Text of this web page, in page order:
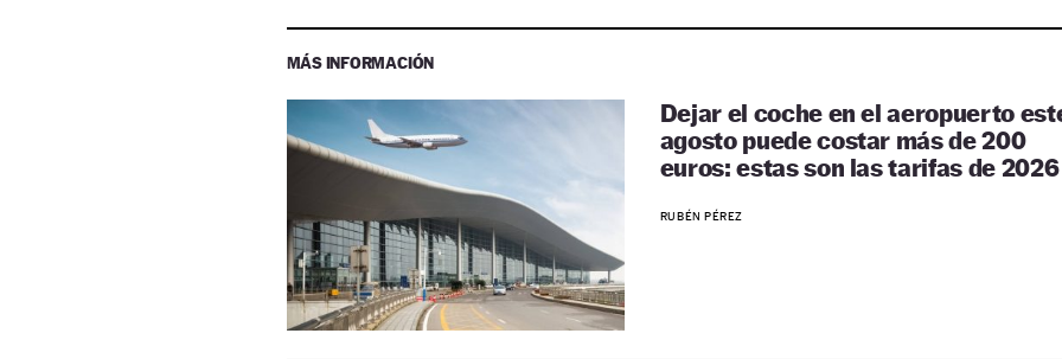
MÁS INFORMACIÓN
Dejar el coche en el aeropuerto
agosto puede costar más de 200
euros: estas son las tarifas de 2026
RUBÉN PÉREZ